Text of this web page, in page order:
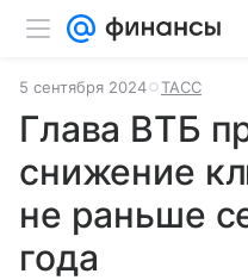
5 сентября 2024 ТАСС
Глава ВТБ
снижение
не раньше
года